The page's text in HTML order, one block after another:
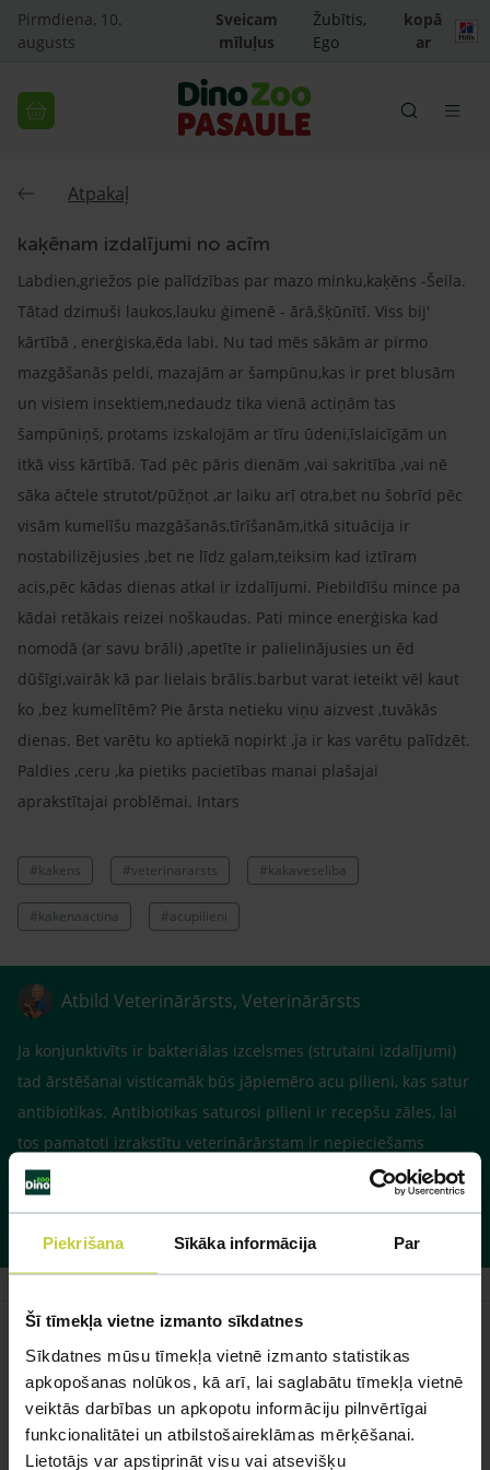
Piekrišana Sīkāka informācija Par
Šī tīmekļa vietne izmanto sīkdatnes
Sīkdatnes mūsu tīmekļa vietnē izmanto statistikas
apkopošanas nolūkos, kā arī, lai saglabātu tīmekļa vietnē
veiktās darbības un apkopotu informāciju pilnvērtīgai
funkcionalitātei un atbilstošaireklāmas mērķēšanai.
Lietotājs var apstiprināt visu vai atsevišķu
Pirmdiena, 10.
augusts
Sveicam
mīluļus
Žubītis,
Ego
kopā
ar
Atpakaļ
kaķēnam izdalījumi no acīm
Labdien,griežos pie palīdzības par mazo minku,kaķēns -Šeila.
Tātad dzimuši laukos,lauku ģimenē - ārā,šķūnītī. Viss bij'
kārtībā , enerģiska,ēda labi. Nu tad mēs sākām ar pirmo
mazgāšanās peldi, mazajām ar šampūnu,kas ir pret blusām
un visiem insektiem,nedaudz tika vienā actiņām tas
šampūniņš, protams izskalojām ar tīru ūdeni,īslaicīgām un
itkā viss kārtībā. Tad pēc pāris dienām ,vai sakritība ,vai nē
sāka ačtele strutot/pūžņot ,ar laiku arī otra,bet nu šobrīd pēc
visām kumelīšu mazgāšanās,tīrīšanām,itkā situācija ir
nostabilizējusies ,bet ne līdz galam,teiksim kad iztīram
acis,pēc kādas dienas atkal ir izdalījumi. Piebildīšu mince pa
kādai retākais reizei noškaudas. Pati mince enerģiska kad
nomodā (ar savu brāli) ,apetīte ir palielinājusies un ēd
dūšīgi,vairāk kā par lielais brālis.barbut varat ieteikt vēl kaut
ko ,bez kumelītēm? Pie ārsta netieku viņu aizvest ,tuvākās
dienas. Bet varētu ko aptiekā nopirkt ,ja ir kas varētu palīdzēt.
Paldies ,ceru ,ka pietiks pacietības manai plašajai
aprakstītajai problēmai. Intars
#kakens #veterinararsts #kakaveseliba
#kakenaactina #acupilieni
Atbild Veterinārārsts, Veterinārārsts
Ja konjunktivīts ir bakteriālas izcelsmes (strutaini izdalījumi)
tad ārstēšanai visticamāk būs jāpiemēro acu pilieni, kas satur
antibiotikas. Antibiotikas saturosi pilieni ir recepšu zāles, lai
tos pamatoti izrakstītu veterinārārstam ir nepieciešams
klīniski izmeklēt dzīvnieku. Attiecīgi vizītes laikā ja
nepieciešams nozīmēs papildus medikamentus/piedevas
imunitātes stiprināšanai.
Līdzīgi jautājumi
Mūsu eksperti spēs atbildēt uz jebkuru Jūsu jautājumu